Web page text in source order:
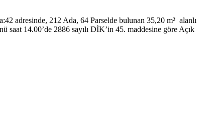
adresinde, 212 Ada, 64 Parselde bulunan 35,20 m² alanlı
14.00’de 2886 sayılı DİK’in 45. maddesine göre Açık